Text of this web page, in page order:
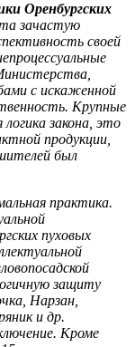
Оренбургских
зачастую
своей
с искаженной
Крупные
закона, это
продукции,
был
практика.
пуховых
защиту
Нарзан,
и др.
Кроме